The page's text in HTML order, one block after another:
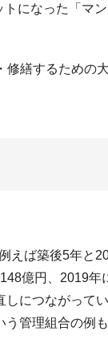
になった「マ
繕するための
えば築後5年と
億円、2019年
につながってい
管理組合の例も